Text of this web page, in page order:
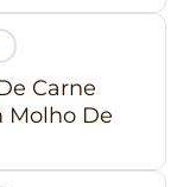
Carne
Molho De